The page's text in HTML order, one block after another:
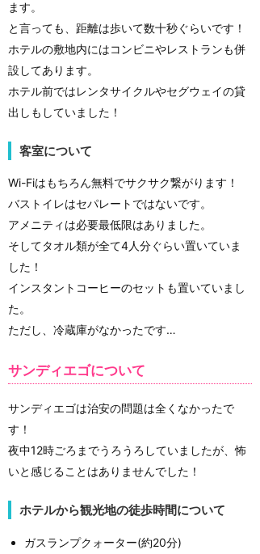
ます。
と言っても、距離は歩いて数十秒ぐらいです！
ホテルの敷地内にはコンビニやレストランも併
設してあります。
ホテル前ではレンタサイクルやセグウェイの貸
出しもしていました！
客室について
Wi-Fiはもちろん無料でサクサク繋がります！
バストイレはセパレートではないです。
アメニティは必要最低限はありました。
そしてタオル類が全て4人分ぐらい置いていま
した！
インスタントコーヒーのセットも置いていまし
た。
ただし、冷蔵庫がなかったです…
サンディエゴについて
サンディエゴは治安の問題は全くなかったで
す！
夜中12時ごろまでうろうろしていましたが、怖
いと感じることはありませんでした！
ホテルから観光地の徒歩時間について
ガスランプクォーター(約20分)